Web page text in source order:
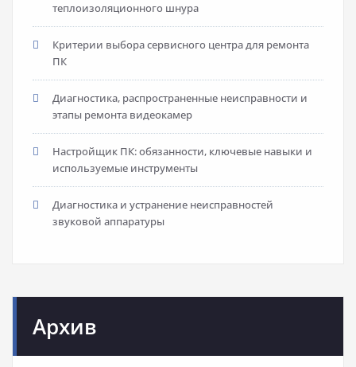
теплоизоляционного шнура
Критерии выбора сервисного центра для ремонта
ПК
Диагностика, распространенные неисправности и
этапы ремонта видеокамер
Настройщик ПК: обязанности, ключевые навыки и
используемые инструменты
Диагностика и устранение неисправностей
звуковой аппаратуры
Архив